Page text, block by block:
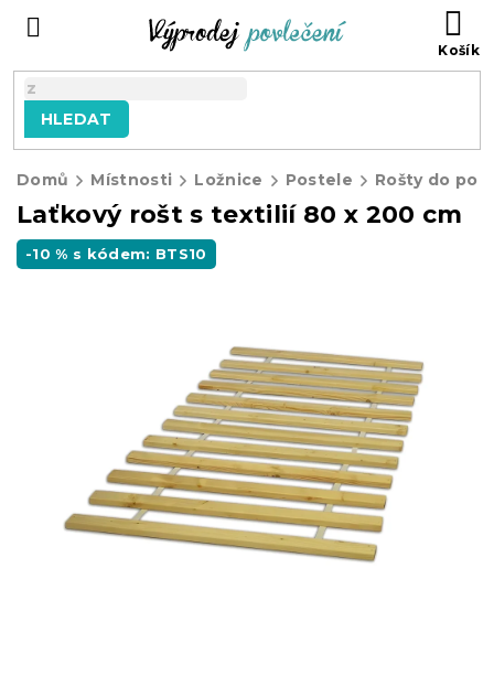
HLEDAT
Domů Místnosti Ložnice Postele Rošty do
Laťkový rošt s textilií 80 x 200 cm
-10 % s kódem: BTS10